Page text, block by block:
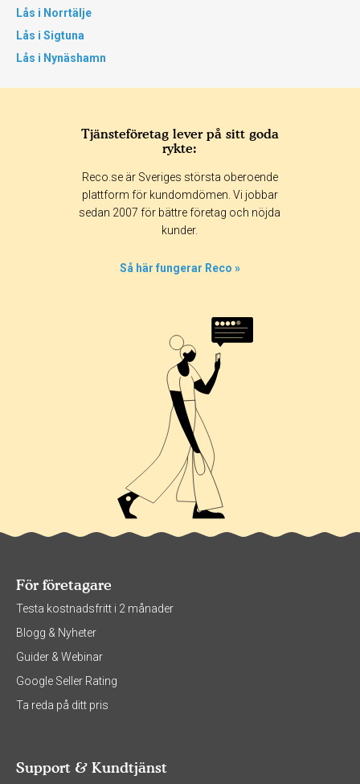
Lås i Norrtälje
Lås i Sigtuna
Lås i Nynäshamn
Tjänsteföretag lever på sitt goda
rykte:
Reco.se är Sveriges största oberoende
plattform för kundomdömen. Vi jobbar
sedan 2007 för bättre företag och nöjda
kunder.
Så här fungerar Reco »
För företagare
Testa kostnadsfritt i 2 månader
Blogg & Nyheter
Guider & Webinar
Google Seller Rating
Ta reda på ditt pris
Support & Kundtjänst